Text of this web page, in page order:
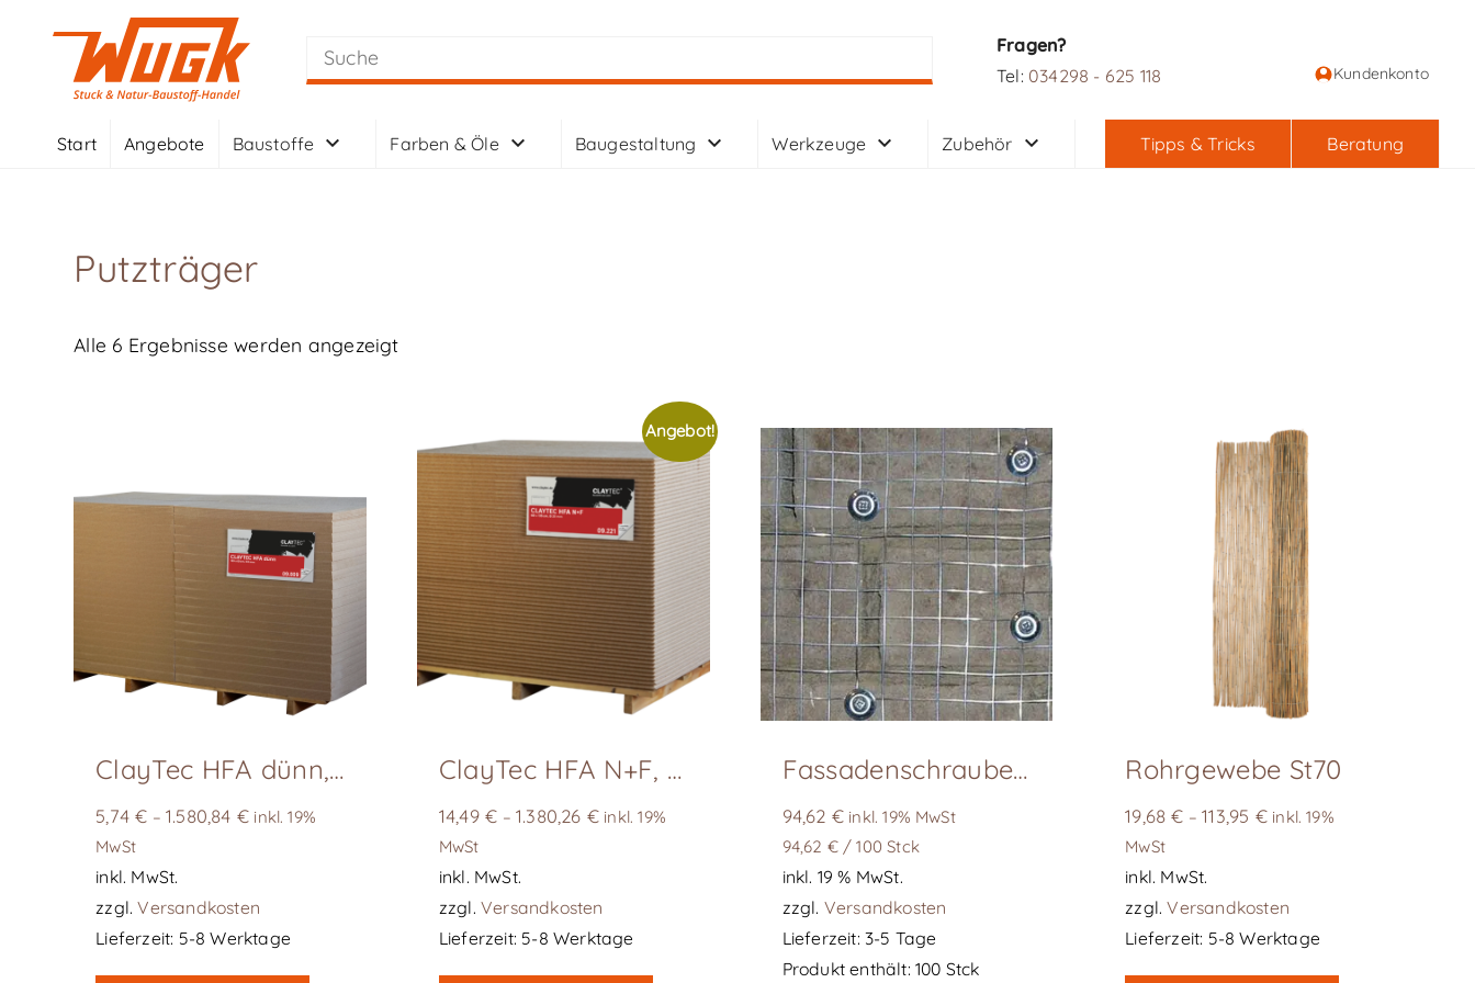
Kundenkonto
Fragen?
Tel: 034298 - 625 118
Start Angebote Baustoffe Farben & Öle Baugestaltung Werkzeuge Zubehör Tipps & Tricks Beratung
Putzträger
Alle 6 Ergebnisse werden angezeigt
ClayTec HFA dünn, D= 8 mm
5,74€ –1.580,84 € inkl. 19%
MwSt
inkl. MwSt.
zzgl.Versandkosten
Lieferzeit: 5-8 Werktage
Angebot!
ClayTec HFA N+F, D 20 mm
14,49€ – 1.380,26 € inkl. 19%
MwSt
inkl. MwSt.
zzgl.Versandkosten
Lieferzeit: 5-8 Werktage
Fassadenschrauben, Edelstahl, Karton 100 Stk
94,62 € inkl. 19% MwSt
94,62 €/100 Stck
inkl. 19 % MwSt.
zzgl. Versandkosten
Lieferzeit: 3-5 Tage
Produkt enthält: 100 Stck
Rohrgewebe St70
19,68€ –113,95 € inkl. 19%
MwSt
inkl. MwSt.
zzgl.Versandkosten
Lieferzeit: 5-8 Werktage